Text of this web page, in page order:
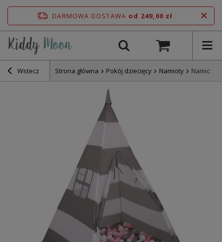
DARMOWA DOSTAWA od 249,00 zł
Wstecz Strona główna Pokój dziecięcy Namioty Namiot